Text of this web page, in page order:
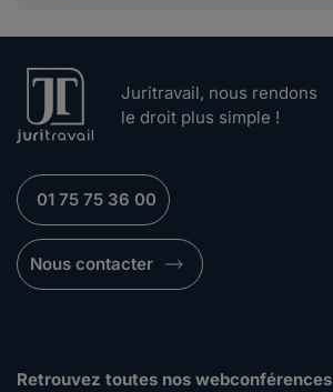
Juritravail, nous rendons
le droit plus simple !
01 75 75 36 00
Nous contacter
Retrouvez toutes nos webconférences